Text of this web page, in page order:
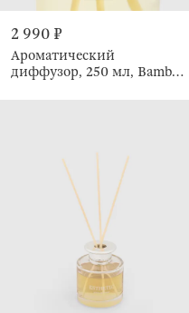
2 990 ₽
Ароматический
диффузор, 250 мл, Bamboo